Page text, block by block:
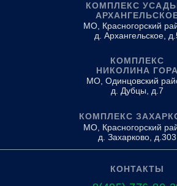
КОМПЛЕКС
НИКОЛИНА ГОРА
КОМПЛЕКС
МО, Красногорский
д. Архангельское,
МО, Одинцовский
д. Дубцы, д.7
КОНТАКТЫ
КОМПЛЕКС
МО, Красногорский
д. Захарково, д.303